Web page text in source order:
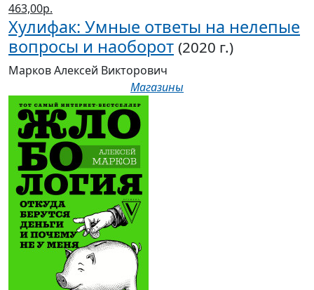
463,00р.
Хулифак: Умные ответы на нелепые
вопросы и наоборот (2020 г.)
Марков Алексей Викторович
Магазины